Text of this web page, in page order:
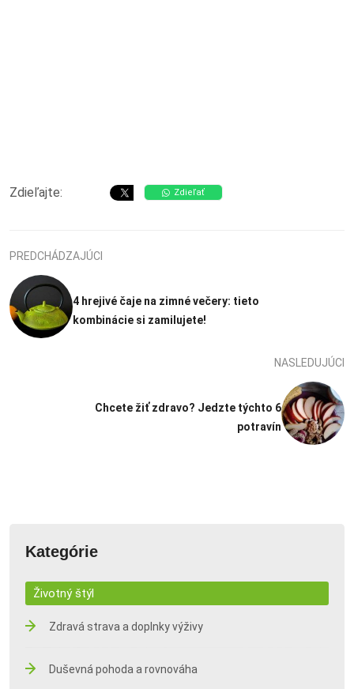
Zdieľajte: Zdieľať
PREDCHÁDZAJÚCI
4 hrejivé čaje na zimné večery: tieto
kombinácie si zamilujete!
NASLEDUJÚCI
Chcete žiť zdravo? Jedzte týchto 6
potravín
Kategórie
Životný štýl
Zdravá strava a doplnky výživy
Duševná pohoda a rovnováha